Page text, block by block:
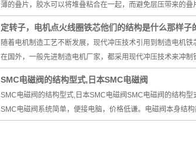
薄的叠片，胶水可以将堆叠粘合在一起，而避免层压带来的
定转子，电机点火线圈铁芯他们的结构是什么那样子
随着电机制造工艺不断发展，现代冲压技术引用到制造电
在国外，一般先进制造电机厂家，都采用现代冲压技术来冲制
SMC电磁阀的结构型式,日本SMC电磁阀
SMC电磁阀的结构型式,日本SMC电磁阀SMC电磁阀的结构
SMC电磁阀系统简单，便接电脑，价格低谦。电磁阀本身结